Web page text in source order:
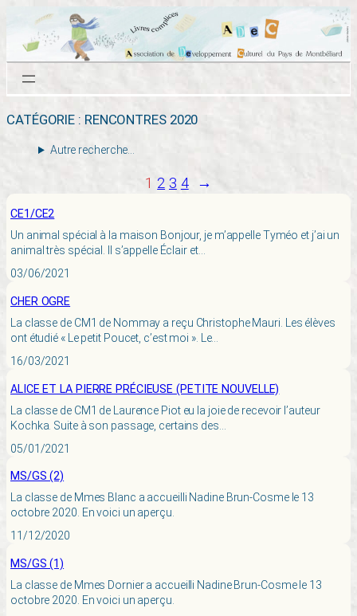
contenu
CATÉGORIE : RENCONTRES 2020
Autre recherche…
1 2 3 4 →
CE1/CE2
Un animal spécial à la maison Bonjour, je m’appelle Tyméo et j’ai un
animal très spécial. Il s’appelle Éclair et…
03/06/2021
CHER OGRE
La classe de CM1 de Nommay a reçu Christophe Mauri. Les élèves
ont étudié « Le petit Poucet, c’est moi ». Le…
16/03/2021
ALICE ET LA PIERRE PRÉCIEUSE (PETITE NOUVELLE)
La classe de CM1 de Laurence Piot eu la joie de recevoir l’auteur
Kochka. Suite à son passage, certains des…
05/01/2021
MS/GS (2)
La classe de Mmes Blanc a accueilli Nadine Brun-Cosme le 13
octobre 2020. En voici un aperçu.
11/12/2020
MS/GS (1)
La classe de Mmes Dornier a accueilli Nadine Brun-Cosme le 13
octobre 2020. En voici un aperçu.